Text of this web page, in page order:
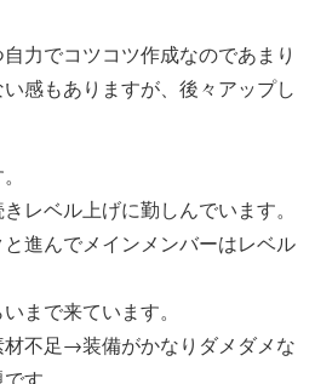
力でコツコツ作成なのであまり
感もありますが、後々アップし
レベル上げに勤しんでいます。
進んでメインメンバーはレベル
まで来ています。
不足→装備がかなりダメダメな
す。